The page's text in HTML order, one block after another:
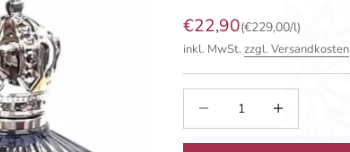
Angebot
€22,90(€229,00/l)
inkl. MwSt.zzgl. Versandkosten